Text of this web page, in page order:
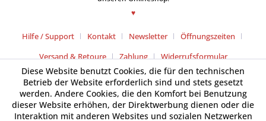
♥
Hilfe / Support Kontakt Newsletter
Öffnungszeiten
Versand & Retoure
Zahlung Widerrufsformular
Diese Website benutzt Cookies, die für den technischen
Betrieb der Website erforderlich sind und stets gesetzt
werden. Andere Cookies, die den Komfort bei Benutzung
dieser Website erhöhen, der Direktwerbung dienen oder die
Interaktion mit anderen Websites und sozialen Netzwerken